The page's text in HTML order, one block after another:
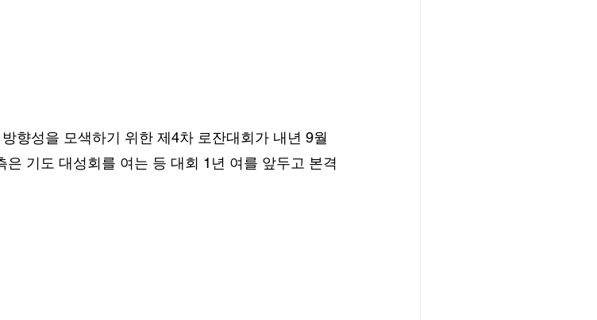
향성을 모색하기 위한 제4차 로잔대회가 내년 9월
기도 대성회를 여는 등 대회 1년 여를 앞두고 본격